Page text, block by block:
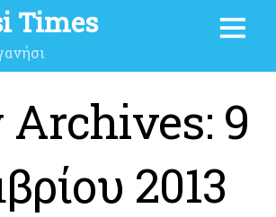
Times
Archives: 9
2013